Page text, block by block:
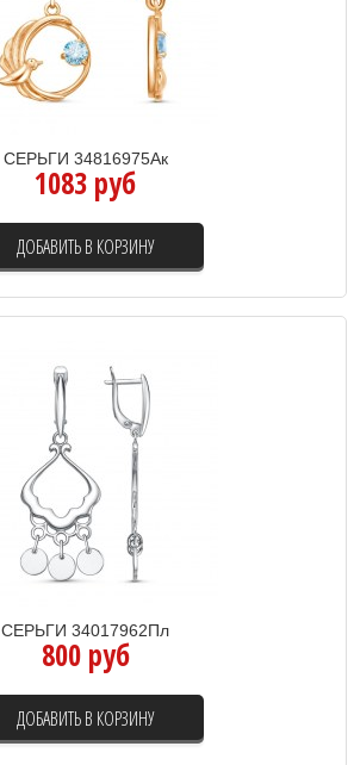
СЕРЬГИ 34816975Ак
1083 руб
ДОБАВИТЬ В КОРЗИНУ
СЕРЬГИ 34017962Пл
800 руб
ДОБАВИТЬ В КОРЗИНУ